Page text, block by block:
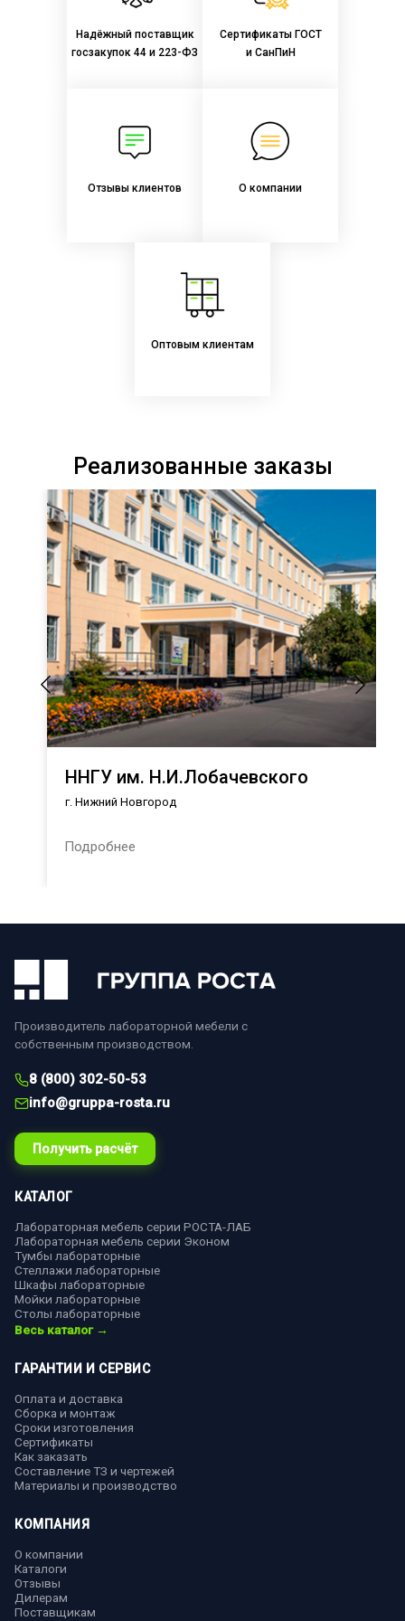
Надёжный поставщик
госзакупок 44 и 223-ФЗ
Сертификаты ГОСТ
и СанПиН
Отзывы клиентов О компании
Оптовым клиентам
Реализованные заказы
ННГУ им. Н.И.Лобачевского
г. Нижний Новгород
Подробнее
Производитель лабораторной мебели с
собственным производством.
8 (800) 302-50-53
info@gruppa-rosta.ru
Получить расчёт
КАТАЛОГ
Лабораторная мебель серии РОСТА-ЛАБ
Лабораторная мебель серии Эконом
Тумбы лабораторные
Стеллажи лабораторные
Шкафы лабораторные
Мойки лабораторные
Столы лабораторные
Весь каталог →
ГАРАНТИИ И СЕРВИС
Оплата и доставка
Сборка и монтаж
Сроки изготовления
Сертификаты
Как заказать
Составление ТЗ и чертежей
Материалы и производство
КОМПАНИЯ
О компании
Каталоги
Отзывы
Дилерам
Поставщикам